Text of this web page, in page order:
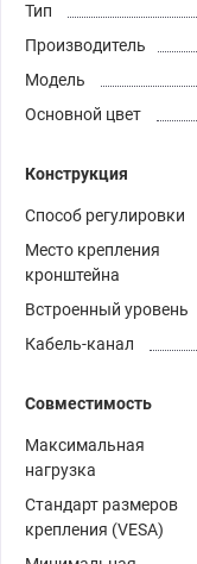
Тип
Производитель
Модель
Основной цвет
Конструкция
Способ регулировки
Место крепления
кронштейна
Встроенный уровень
Кабель-канал
Совместимость
Максимальная
нагрузка
Стандарт размеров
крепления (VESA)